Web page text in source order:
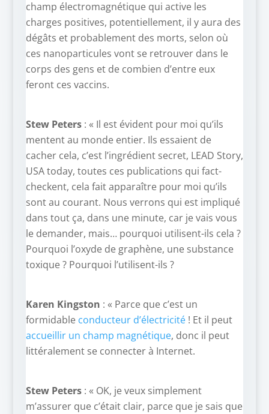
champ électromagnétique qui active les
charges positives, potentiellement, il y aura des
dégâts et probablement des morts, selon où
ces nanoparticules vont se retrouver dans le
corps des gens et de combien d’entre eux
feront ces vaccins.
Stew Peters: « Il est évident pour moi qu’ils
mentent au monde entier. Ils essaient de
cacher cela, c’est l’ingrédient secret, LEAD Story,
USA today, toutes ces publications qui fact-
checkent, cela fait apparaître pour moi qu’ils
sont au courant. Nous verrons qui est impliqué
dans tout ça, dans une minute, car je vais vous
le demander, mais… pourquoi utilisent-ils cela ?
Pourquoi l’oxyde de graphène, une substance
toxique ? Pourquoi l’utilisent-ils ?
Karen Kingston : « Parce que c’est un
formidable conducteur d’électricité! Et il peut
accueillir un champ magnétique, donc il peut
littéralement se connecter à Internet.
Stew Peters: « OK, je veux simplement
m’assurer que c’était clair, parce que je sais que